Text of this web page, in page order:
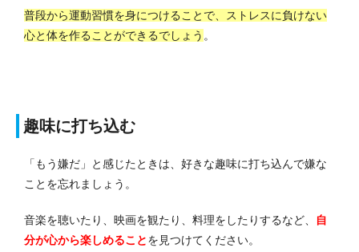
普段から運動習慣を身につけることで、ストレスに負けない
心と体を作ることができるでしょう 。
趣味に打ち込む
「もう嫌だ」と感じたときは、好きな趣味に打ち込んで嫌な
ことを忘れましょう。
音楽を聴いたり、映画を観たり、料理をしたりするなど、
自
分が心から楽しめることを見つけてください。